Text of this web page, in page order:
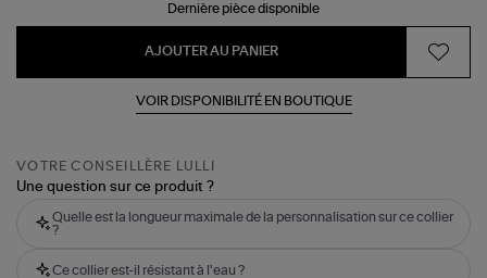
Dernière pièce disponible
AJOUTER AU PANIER
VOIR DISPONIBILITÉ EN BOUTIQUE
VOTRE CONSEILLÈRE LULLI
Une question sur ce produit ?
Quelle est la longueur maximale de la personnalisation sur ce collier
?
Ce collier est-il résistant à l'eau ?